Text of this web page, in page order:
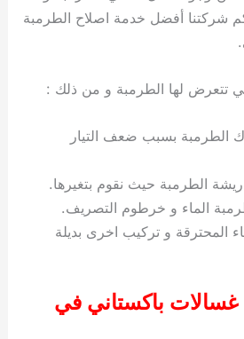
شركتنا أفضل خدمة اصلاح الطرمبة
تتعرض لها الطرمبة و من ذلك :
الطرمبة بسبب ضعف التيار
الطرمبة حيث نقوم بتغيرها.
الماء و خرطوم التصريف.
المحترقة و تركيب اخرى بديلة
باكستاني في